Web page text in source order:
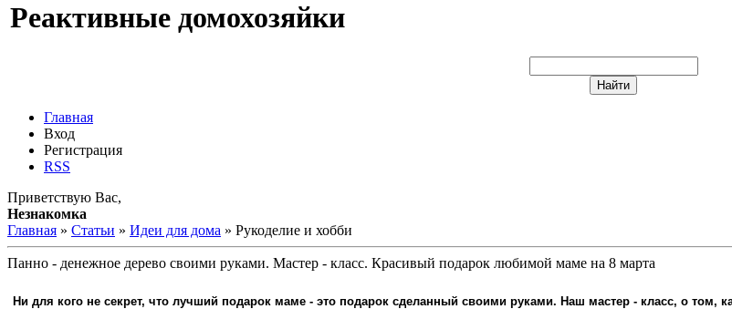
Реактивные домохозяйки
Главная
Вход
Регистрация
RSS
Приветствую Вас,
Незнакомка
Главная » Статьи » Идеи для дома » Рукоделие и хобби
Панно - денежное дерево своими руками. Мастер - класс. Красивый подарок любимой маме на 8 марта
Ни для кого не секрет, что лучший подарок маме - это подарок сделанный своими руками. Наш мастер - класс, о том,